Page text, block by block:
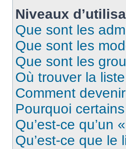
Niveaux
Que sont les
Que sont les
Que sont les
Où trouver la
Comment
Pourquoi
Qu’est-ce qu’un
Qu’est-ce que le